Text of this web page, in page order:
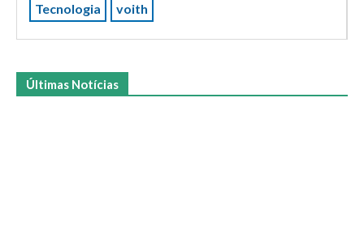
Tecnologia voith
Últimas Notícias